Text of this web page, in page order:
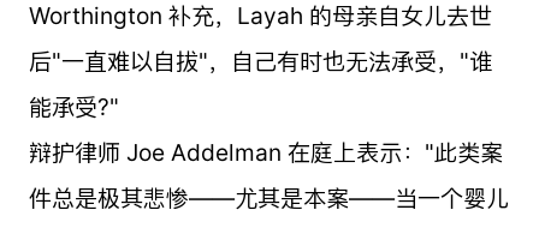
Worthington 补充，Layah 的母亲自女儿去世
后"一直难以自拔"，自己有时也无法承受，"谁
能承受?"
辩护律师 Joe Addelman 在庭上表示："此类案
件总是极其悲惨——尤其是本案——当一个婴儿